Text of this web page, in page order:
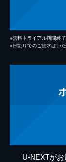
※無料トライアル期間終
※日割りでのご請求はいた
U-NEXTが